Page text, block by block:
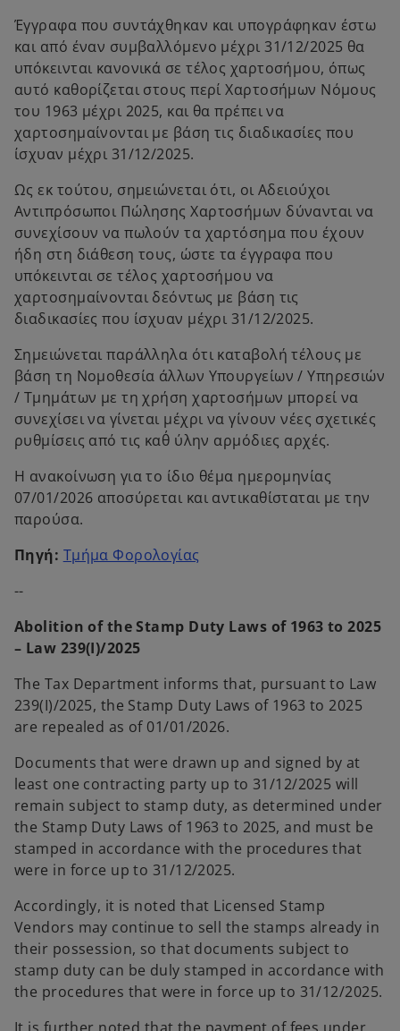
n
e
w
t
a
b
Έγγραφα που συντάχθηκαν και υπογράφηκαν έστω
και από έναν συμβαλλόμενο μέχρι 31/12/2025 θα
υπόκεινται κανονικά σε τέλος χαρτοσήμου, όπως
αυτό καθορίζεται στους περί Χαρτοσήμων Νόμους
του 1963 μέχρι 2025, και θα πρέπει να
χαρτοσημαίνονται με βάση τις διαδικασίες που
ίσχυαν μέχρι 31/12/2025.
Ως εκ τούτου, σημειώνεται ότι, οι Αδειούχοι
Αντιπρόσωποι Πώλησης Χαρτοσήμων δύνανται να
συνεχίσουν να πωλούν τα χαρτόσημα που έχουν
ήδη στη διάθεση τους, ώστε τα έγγραφα που
υπόκεινται σε τέλος χαρτοσήμου να
χαρτοσημαίνονται δεόντως με βάση τις
διαδικασίες που ίσχυαν μέχρι 31/12/2025.
Σημειώνεται παράλληλα ότι καταβολή τέλους με
βάση τη Νομοθεσία άλλων Υπουργείων / Υπηρεσιών
/ Τμημάτων με τη χρήση χαρτοσήμων μπορεί να
συνεχίσει να γίνεται μέχρι να γίνουν νέες σχετικές
ρυθμίσεις από τις καθ΄ ύλην αρμόδιες αρχές.
Η ανακοίνωση για το ίδιο θέμα ημερομηνίας
07/01/2026 αποσύρεται και αντικαθίσταται με την
παρούσα.
Πηγή: Τμήμα Φορολογίας
n
a
n
w
t
a
b
--
Abolition of the Stamp Duty Laws of 1963 to 2025
– Law 239(I)/2025
The Tax Department informs that, pursuant to Law
239(I)/2025, the Stamp Duty Laws of 1963 to 2025
are repealed as of 01/01/2026.
Documents that were drawn up and signed by at
least one contracting party up to 31/12/2025 will
remain subject to stamp duty, as determined under
the Stamp Duty Laws of 1963 to 2025, and must be
stamped in accordance with the procedures that
were in force up to 31/12/2025.
Accordingly, it is noted that Licensed Stamp
Vendors may continue to sell the stamps already in
their possession, so that documents subject to
stamp duty can be duly stamped in accordance with
the procedures that were in force up to 31/12/2025.